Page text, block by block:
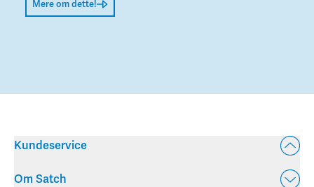
Mere om dette!
Kundeservice
Om Satch